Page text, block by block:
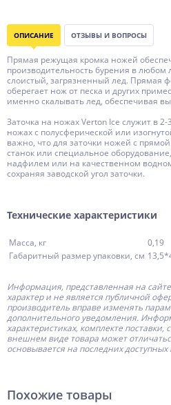
ОПИСАНИЕ ОТЗЫВЫ И ВОПРОСЫ
Прямая режущая кромка ножей
производительность бурения в любом
слоистый, загрязненный лед. Прямая
оберегает нож от песка и других
именно скалывать лед, обеспечивая
Заточка на ножах Verton Ice служит в
ножах с полусферической или
важно, что для заточки ножей с
станок или специальное
надфилем или на качественном
сохраняя заводской угол заточки.
Технические характеристики
Масса, кг
0,19
Габаритный размер упаковки, см
Информация, представленная на
характер и не является публичной
производитель вправе изменять
дополнительного уведомления.
характеристиках, комплекте поставки,
внешнем виде товара может
основывается на последних
Похожие товары